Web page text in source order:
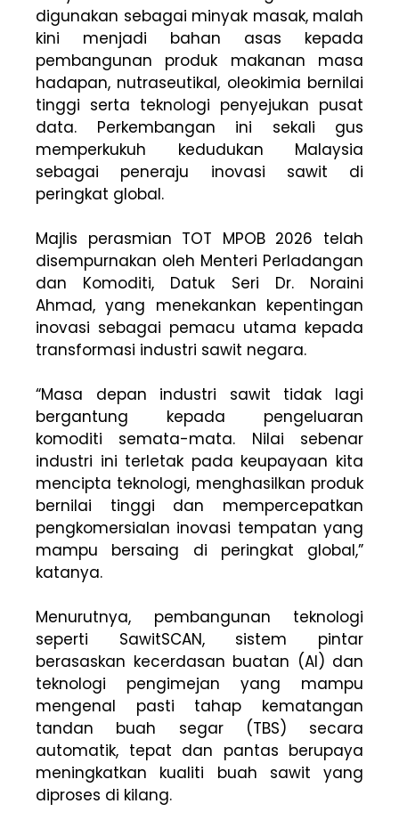
digunakan sebagai minyak masak, malah
kini menjadi bahan asas kepada
pembangunan produk makanan masa
hadapan, nutraseutikal, oleokimia bernilai
tinggi serta teknologi penyejukan pusat
data. Perkembangan ini sekali gus
memperkukuh kedudukan Malaysia
sebagai peneraju inovasi sawit di
peringkat global.
Majlis perasmian TOT MPOB 2026 telah
disempurnakan oleh Menteri Perladangan
dan Komoditi, Datuk Seri Dr. Noraini
Ahmad, yang menekankan kepentingan
inovasi sebagai pemacu utama kepada
transformasi industri sawit negara.
“Masa depan industri sawit tidak lagi
bergantung kepada pengeluaran
komoditi semata-mata. Nilai sebenar
industri ini terletak pada keupayaan kita
mencipta teknologi, menghasilkan produk
bernilai tinggi dan mempercepatkan
pengkomersialan inovasi tempatan yang
mampu bersaing di peringkat global,”
katanya.
Menurutnya, pembangunan teknologi
seperti SawitSCAN, sistem pintar
berasaskan kecerdasan buatan (AI) dan
teknologi pengimejan yang mampu
mengenal pasti tahap kematangan
tandan buah segar (TBS) secara
automatik, tepat dan pantas berupaya
meningkatkan kualiti buah sawit yang
diproses di kilang.